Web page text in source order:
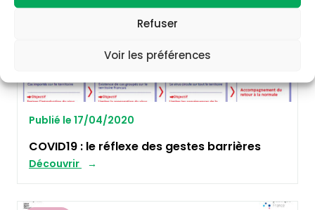
Refuser
Voir les préférences
Publié le 17/04/2020
COVID19 : le réflexe des gestes barrières
Découvrir